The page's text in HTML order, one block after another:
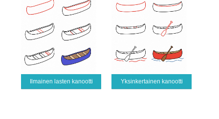
Ilmainen lasten kanootti Yksinkertainen kanootti